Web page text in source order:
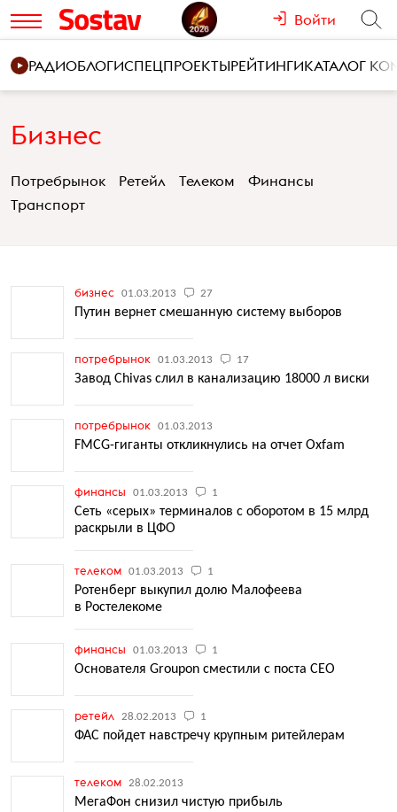
Войти
РАДИОБЛОГИСПЕЦПРОЕКТЫРЕЙТИНГИКАТАЛОГ
Бизнес
Потребрынок Ретейл Телеком
Финансы
Транспорт
бизнес 01.03.2013 27
Путин вернет смешанную систему выборов
потребрынок 01.03.2013 17
Завод Chivas слил в канализацию 18000 л виски
потребрынок 01.03.2013
FMCG-гиганты откликнулись на отчет Oxfam
финансы 01.03.2013 1
Сеть «серых» терминалов с оборотом в 15 млрд
раскрыли в ЦФО
телеком 01.03.2013 1
Ротенберг выкупил долю Малофеева
в Ростелекоме
финансы 01.03.2013 1
Основателя Groupon сместили с поста CEO
ретейл 28.02.2013 1
ФАС пойдет навстречу крупным ритейлерам
телеком 28.02.2013
МегаФон снизил чистую прибыль